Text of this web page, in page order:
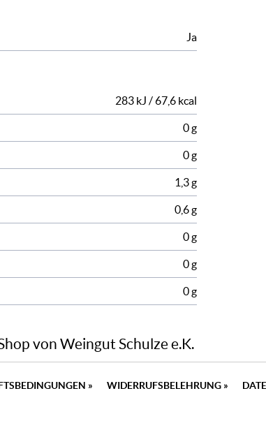
Ja
283 kJ / 67,6 kcal
0 g
0 g
1,3 g
0,6 g
0 g
0 g
0 g
von Weingut Schulze e.K.
» WIDERRUFSBELEHRUNG »